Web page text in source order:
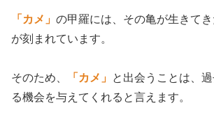
「カメ」 の甲羅には、その亀が生きて
が刻まれています。
そのため、 「カメ」 と出会うことは、
る機会を与えてくれると言えます。